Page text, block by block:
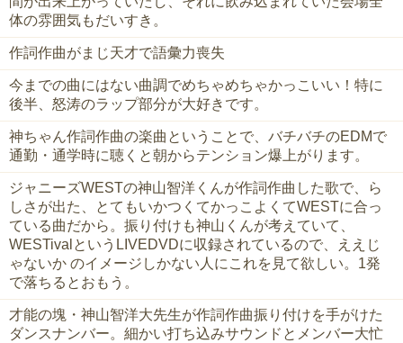
体の雰囲気もだいすき。
作詞作曲がまじ天才で語彙力喪失
今までの曲にはない曲調でめちゃめちゃかっこいい！特に
後半、怒涛のラップ部分が大好きです。
神ちゃん作詞作曲の楽曲ということで、バチバチのEDMで
通勤・通学時に聴くと朝からテンション爆上がります。
ジャニーズWESTの神山智洋くんが作詞作曲した歌で、ら
しさが出た、とてもいかつくてかっこよくてWESTに合っ
ている曲だから。振り付けも神山くんが考えていて、
WESTivalというLIVEDVDに収録されているので、ええじ
ゃないか のイメージしかない人にこれを見て欲しい。1発
で落ちるとおもう。
才能の塊・神山智洋大先生が作詞作曲振り付けを手がけた
ダンスナンバー。細かい打ち込みサウンドとメンバー大忙